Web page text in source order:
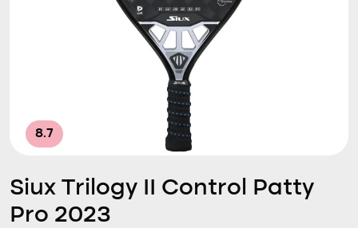
8.7
Siux Trilogy II Control Patty
Pro 2023